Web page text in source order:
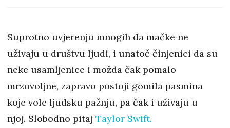
Suprotno uvjerenju mnogih da mačke ne
uživaju u društvu ljudi, i unatoč činjenici da su
neke usamljenice i možda čak pomalo
mrzovoljne, zapravo postoji gomila pasmina
koje vole ljudsku pažnju, pa čak i uživaju u
njoj. Slobodno pitaj Taylor Swift.